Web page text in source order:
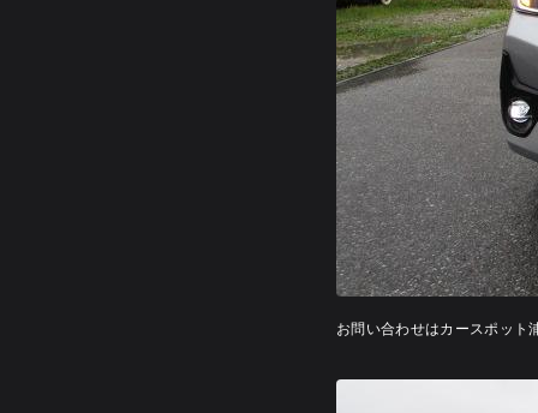
お問い合わせはカースポット